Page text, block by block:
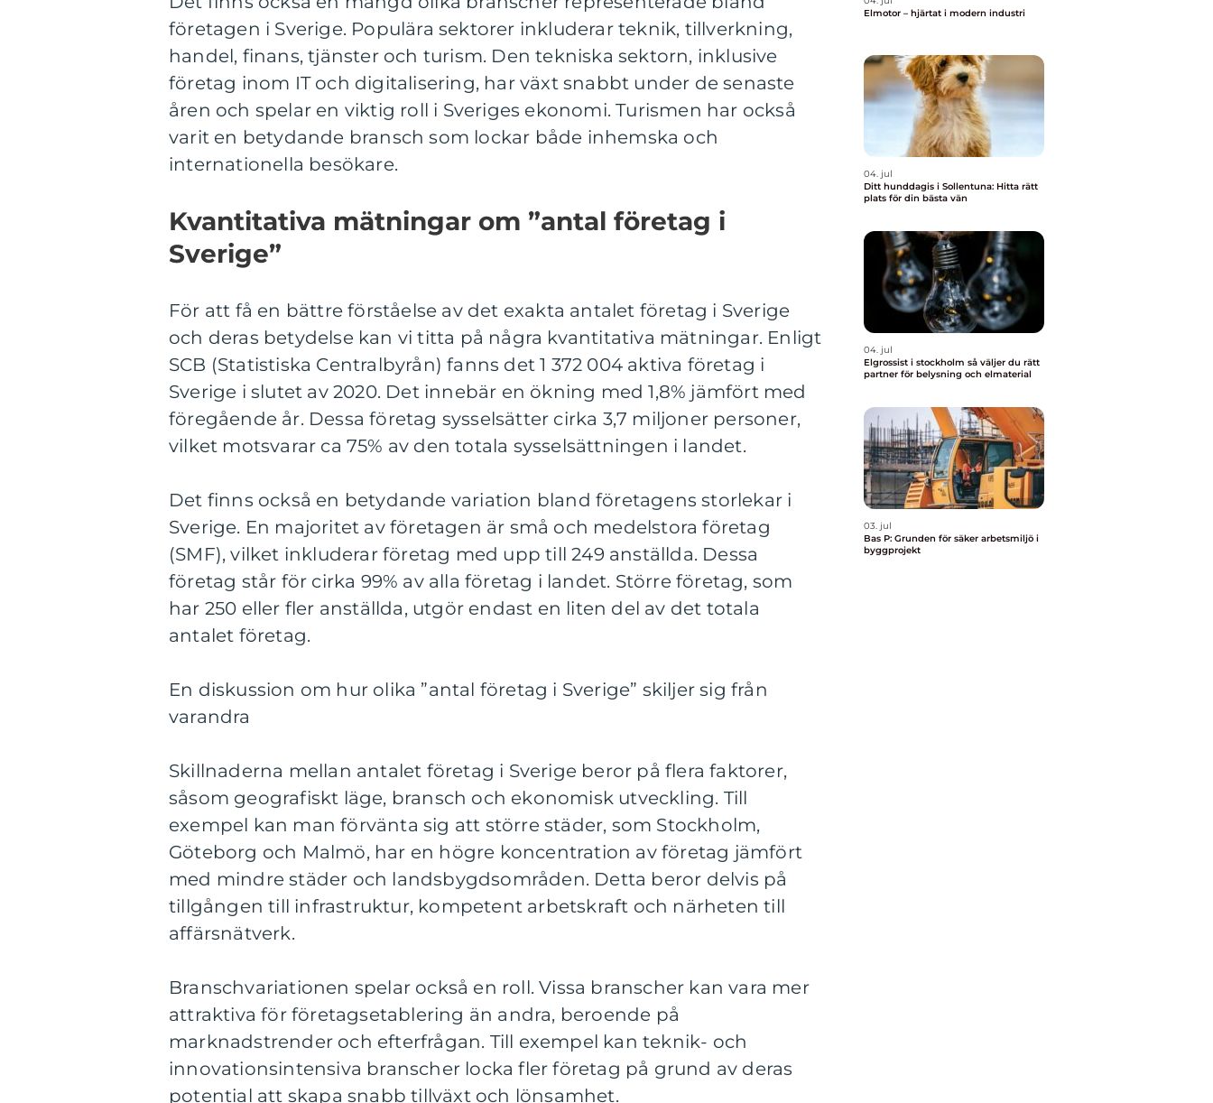
företagen i Sverige. Populära sektorer inkluderar teknik, tillverkning,
handel, finans, tjänster och turism. Den tekniska sektorn, inklusive
företag inom IT och digitalisering, har växt snabbt under de senaste
åren och spelar en viktig roll i Sveriges ekonomi. Turismen har också
varit en betydande bransch som lockar både inhemska och
internationella besökare.
Kvantitativa mätningar om ”antal företag i
Sverige”
För att få en bättre förståelse av det exakta antalet företag i Sverige
och deras betydelse kan vi titta på några kvantitativa mätningar. Enligt
SCB (Statistiska Centralbyrån) fanns det 1 372 004 aktiva företag i
Sverige i slutet av 2020. Det innebär en ökning med 1,8% jämfört med
föregående år. Dessa företag sysselsätter cirka 3,7 miljoner personer,
vilket motsvarar ca 75% av den totala sysselsättningen i landet.
Det finns också en betydande variation bland företagens storlekar i
Sverige. En majoritet av företagen är små och medelstora företag
(SMF), vilket inkluderar företag med upp till 249 anställda. Dessa
företag står för cirka 99% av alla företag i landet. Större företag, som
har 250 eller fler anställda, utgör endast en liten del av det totala
antalet företag.
En diskussion om hur olika ”antal företag i Sverige” skiljer sig från
varandra
Skillnaderna mellan antalet företag i Sverige beror på flera faktorer,
såsom geografiskt läge, bransch och ekonomisk utveckling. Till
exempel kan man förvänta sig att större städer, som Stockholm,
Göteborg och Malmö, har en högre koncentration av företag jämfört
med mindre städer och landsbygdsområden. Detta beror delvis på
tillgången till infrastruktur, kompetent arbetskraft och närheten till
affärsnätverk.
Branschvariationen spelar också en roll. Vissa branscher kan vara mer
attraktiva för företagsetablering än andra, beroende på
marknadstrender och efterfrågan. Till exempel kan teknik- och
innovationsintensiva branscher locka fler företag på grund av deras
potential att skapa snabb tillväxt och lönsamhet.
Elmotor – hjärtat i modern industri
04. jul
Ditt hunddagis i Sollentuna: Hitta rätt
plats för din bästa vän
04. jul
Elgrossist i stockholm så väljer du rätt
partner för belysning och elmaterial
03. jul
Bas P: Grunden för säker arbetsmiljö i
byggprojekt